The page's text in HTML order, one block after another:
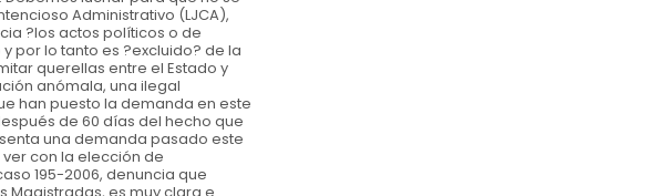
Administrativo (LJCA),
?los actos políticos o de
por lo tanto es ?excluido? de la
querellas entre el Estado y
anómala, una ilegal
han puesto la demanda en este
de 60 días del hecho que
una demanda pasado este
con la elección de
195-2006, denuncia que